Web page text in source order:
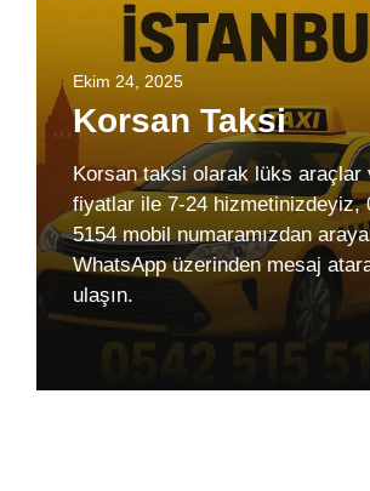
Ekim 24, 2025
Korsan Taksi
Korsan taksi olarak lüks araçlar
fiyatlar ile 7-24 hizmetinizdeyiz,
5154 mobil numaramızdan
WhatsApp üzerinden mesaj
ulaşın.